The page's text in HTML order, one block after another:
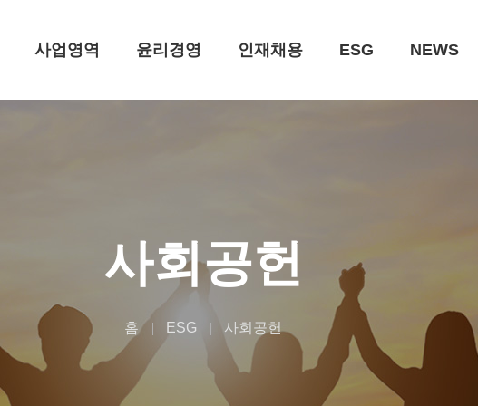
사업영역 윤리경영 인재채용 ESG NEWS
사회공헌
홈 ESG 사회공헌